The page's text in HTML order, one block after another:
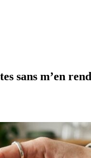
sans m’en